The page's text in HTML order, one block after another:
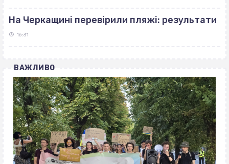
На Черкащині перевірили пляжі: результати
16:31
ВАЖЛИВО